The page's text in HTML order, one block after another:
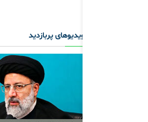
ویدیوهای پربازدید